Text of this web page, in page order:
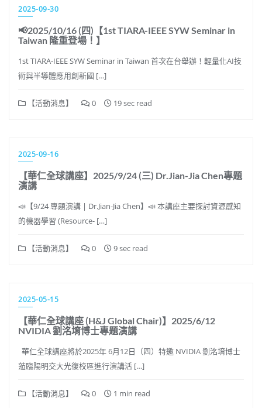
2025-09-30
📢2025/10/16 (四)【1st TIARA-IEEE SYW Seminar in
Taiwan 隆重登場！】
1st TIARA-IEEE SYW Seminar in Taiwan 首次在台舉辦！輕量化AI技
術與半導體應用創新國 […]
【活動消息】 0 19 sec read
2025-09-16
【華仁全球講座】2025/9/24 (三) Dr.Jian-Jia Chen專題
演講
📣【9/24 專題演講 | Dr.Jian-Jia Chen】📣 本講座主要探討資源感知
的機器學習 (Resource- […]
【活動消息】 0 9 sec read
2025-05-15
【華仁全球講座 (H&J Global Chair)】2025/6/12
NVIDIA 劉洺堉博士專題演講
華仁全球講座將於2025年 6月12日（四）特邀 NVIDIA 劉洺堉博士
蒞臨陽明交大光復校區進行演講活 […]
【活動消息】 0 1 min read